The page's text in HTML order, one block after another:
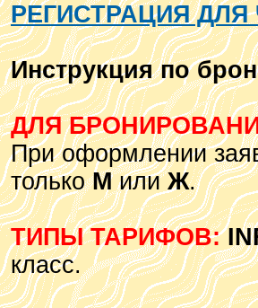
РЕГИСТРАЦИЯ
Инструкция по
ДЛЯ
При оформлении
толькоМилиЖ.
ТИПЫ ТАРИФОВ:
класс.